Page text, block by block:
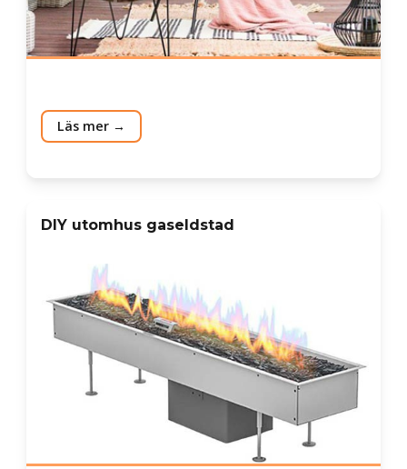
Läs mer
DIY utomhus gaseldstad